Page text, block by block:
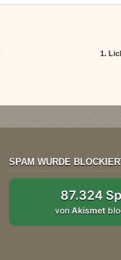
1.
SPAM WURDE
87.324
vonAkismet